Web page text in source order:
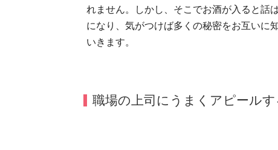
れません。しかし、そこでお酒が入ると話
になり、気がつけば多くの秘密をお互いに
いきます。
職場の上司にうまくアピール